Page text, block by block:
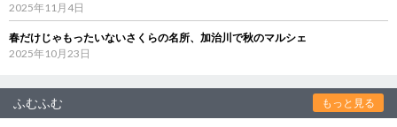
2025年11月4日
春だけじゃもったいないさくらの名所、加治川で秋のマルシェ
2025年10月23日
ふむふむ もっと見る